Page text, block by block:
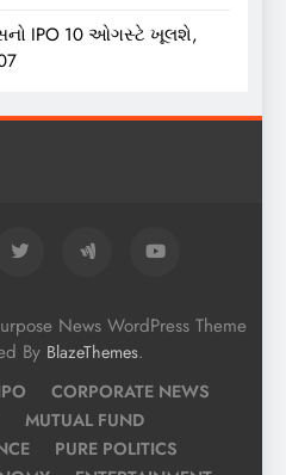
IPO 10 ઓગસ્ટે ખૂલશે,
News WordPress Theme
By BlazeThemes.
CORPORATE NEWS
MUTUAL FUND
PURE POLITICS